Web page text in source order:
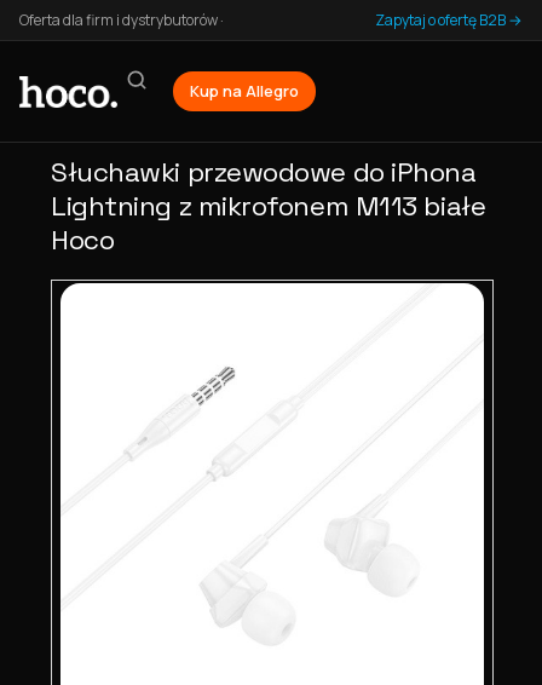
Oferta dla firm i dystrybutorów · Zapytaj o ofertę B2B →
Kup na Allegro
Słuchawki przewodowe do iPhona
Lightning z mikrofonem M113 białe
Hoco